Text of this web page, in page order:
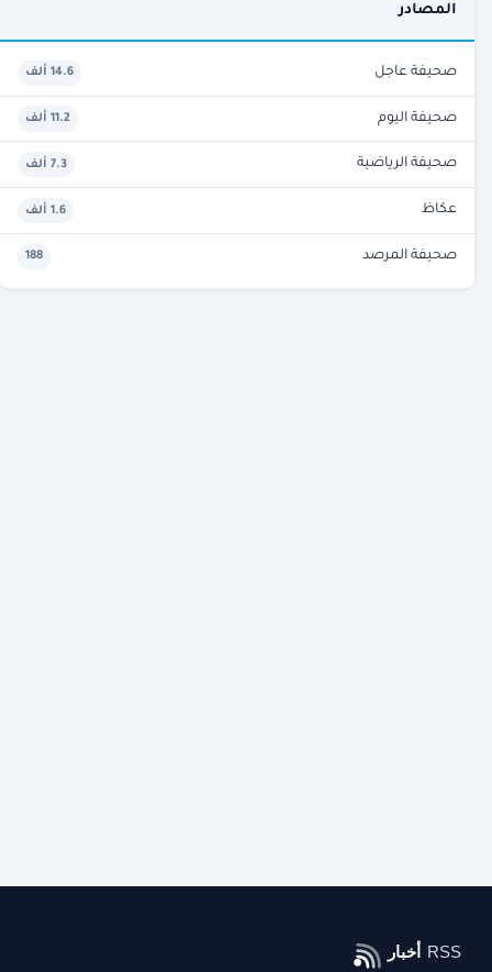
المصادر
صحيفة عاجل 14.6 ألف
صحيفة اليوم 11.2 ألف
صحيفة الرياضية 7.3 ألف
عكاظ 1.6 ألف
صحيفة المرصد 188